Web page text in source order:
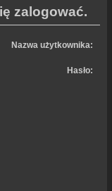
zalogować.
Nazwa użytkownika:
Hasło: